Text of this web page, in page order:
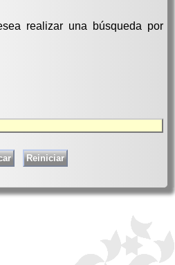
realizar una búsqueda por